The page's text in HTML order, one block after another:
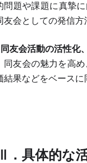
問題や課題に真摯
友会としての発信方
友会活動の活性化
友会の魅力を高め
結果などをベースに
．具体的な